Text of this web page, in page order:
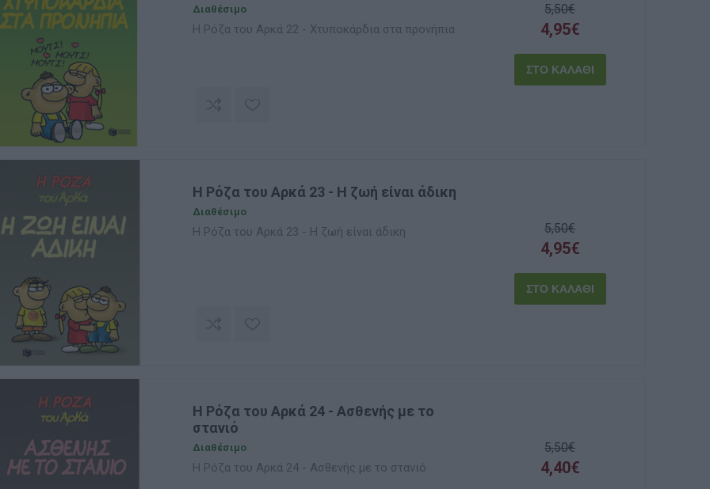
Διαθέσιμο
Η Ρόζα του Αρκά 22 - Χτυποκάρδια στα προνήπια
5,50€
4,95€
Η Ρόζα του Αρκά 23 - Η ζωή είναι άδικη
Διαθέσιμο
Η Ρόζα του Αρκά 23 - Η ζωή είναι άδικη 5,50€
4,95€
Η Ρόζα του Αρκά 24 - Ασθενής με το
στανιό
Διαθέσιμο
Η Ρόζα του Αρκά 24 - Ασθενής με το στανιό
5,50€
4,40€